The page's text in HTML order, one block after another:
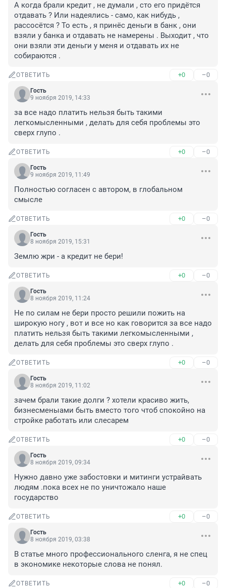
А когда брали кредит , не думали , сто его придётся
отдавать ? Или надеялись - само, как нибудь ,
рассосётся ? То есть , я принёс деньги в банк , они
взяли у банка и отдавать не намерены . Выходит , что
они взяли эти деньги у меня и отдавать их не
собираются .
ОТВЕТИТЬ +0 –0
Гость
9 ноября 2019, 14:33
за все надо платить нельзя быть такими
легкомысленными , делать для себя проблемы это
сверх глупо .
ОТВЕТИТЬ +0 –0
Гость
9 ноября 2019, 11:49
Полностью согласен с автором, в глобальном
смысле
ОТВЕТИТЬ +0 –0
Гость
8 ноября 2019, 15:31
Землю жри - а кредит не бери!
ОТВЕТИТЬ +0 –0
Гость
8 ноября 2019, 11:24
Не по силам не бери просто решили пожить на
широкую ногу , вот и все но как говорится за все надо
платить нельзя быть такими легкомысленными ,
делать для себя проблемы это сверх глупо .
ОТВЕТИТЬ +0 –0
Гость
8 ноября 2019, 11:02
зачем брали такие долги ? хотели красиво жить,
бизнесменыами быть вместо того чтоб спокойно на
стройке работать или слесарем
ОТВЕТИТЬ +0 –0
Гость
8 ноября 2019, 09:34
Нужно давно уже забостовки и митинги устрайвать
людям .пока всех не по уничтожало наше
государство
ОТВЕТИТЬ +0 –0
Гость
8 ноября 2019, 03:38
В статье много профессионального сленга, я не спец
в экономике некоторые слова не понял.
ОТВЕТИТЬ +0 –0